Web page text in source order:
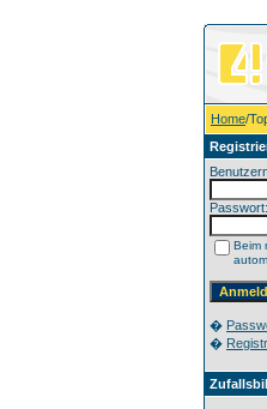
Home/
Passwort:
Beim
�
�